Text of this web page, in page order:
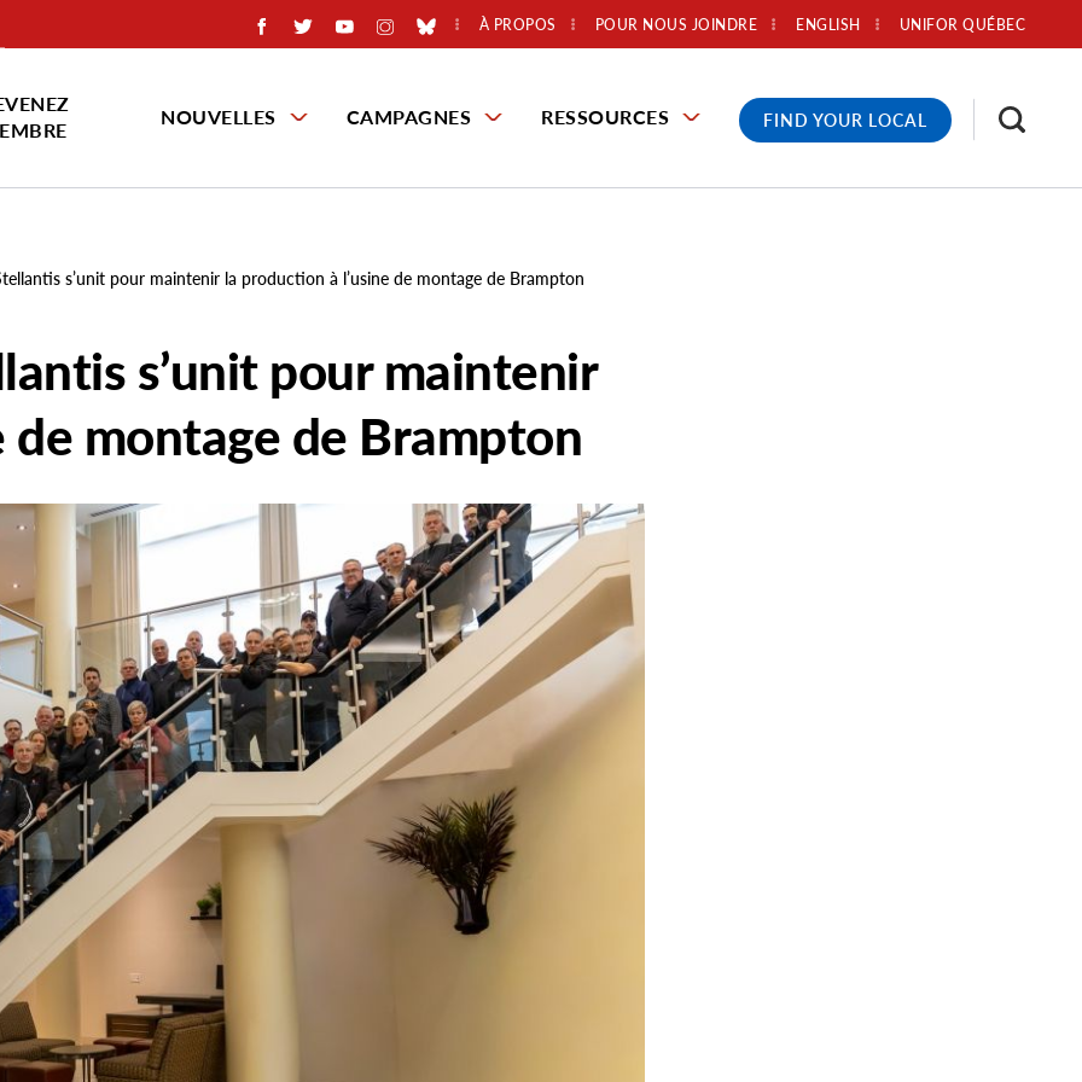
À PROPOS POUR NOUS JOINDRE UNIFOR QUÉBEC
ENGLISH
NOUVELLES CAMPAGNES RESSOURCES FIND YOUR LOCAL
s’unit pour maintenir la production à l’usine de montage de Brampton
s’unit pour maintenir
de montage de Brampton